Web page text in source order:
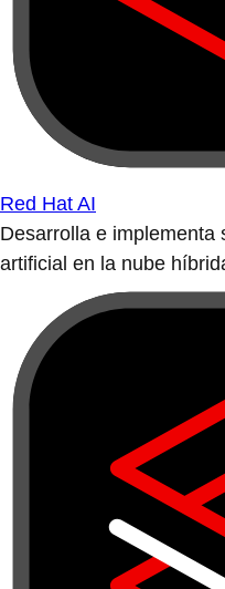
Red Hat AI
Desarrolla e implementa
artificial en la nube